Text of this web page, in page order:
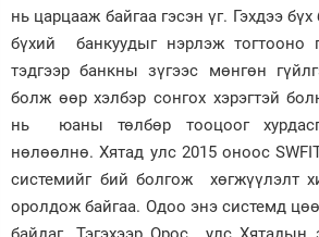
нь царцааж байгаа гэсэн үг. Гэхдээ
бүхий банкуудыг нэрлэж тогтооно
тэдгээр банкны зүгээс мөнгөн
болж өөр хэлбэр сонгох хэрэгтэй
нь юаны төлбөр тооцоог
нөлөөлнө. Хятад улс 2015 оноос
системийг бий болгож хөгжүүлэлт
оролдож байгаа. Одоо энэ системд